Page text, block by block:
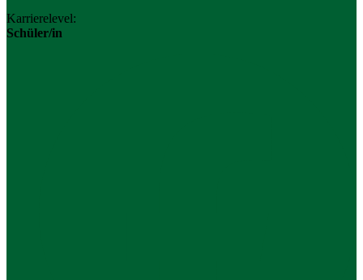
Karrierelevel:
Schüler/in